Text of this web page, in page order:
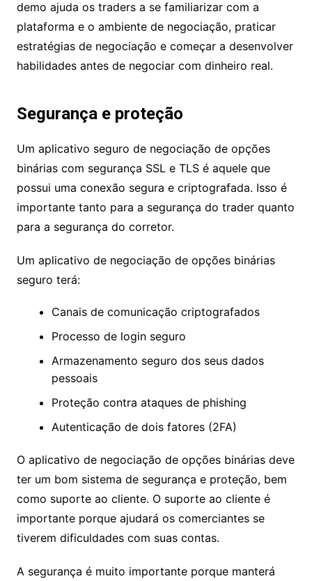
demo ajuda os traders a se familiarizar com a
plataforma e o ambiente de negociação, praticar
estratégias de negociação e começar a desenvolver
habilidades antes de negociar com dinheiro real.
Segurança e proteção
Um aplicativo seguro de negociação de opções
binárias com segurança SSL e TLS é aquele que
possui uma conexão segura e criptografada. Isso é
importante tanto para a segurança do trader quanto
para a segurança do corretor.
Um aplicativo de negociação de opções binárias
seguro terá:
Canais de comunicação criptografados
Processo de login seguro
Armazenamento seguro dos seus dados
pessoais
Proteção contra ataques de phishing
Autenticação de dois fatores (2FA)
O aplicativo de negociação de opções binárias deve
ter um bom sistema de segurança e proteção, bem
como suporte ao cliente. O suporte ao cliente é
importante porque ajudará os comerciantes se
tiverem dificuldades com suas contas.
A segurança é muito importante porque manterá